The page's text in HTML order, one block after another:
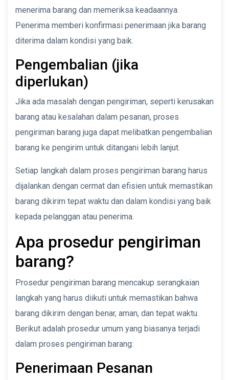
menerima barang dan memeriksa keadaannya.
Penerima memberi konfirmasi penerimaan jika barang
diterima dalam kondisi yang baik.
Pengembalian (jika
diperlukan)
Jika ada masalah dengan pengiriman, seperti kerusakan
barang atau kesalahan dalam pesanan, proses
pengiriman barang juga dapat melibatkan pengembalian
barang ke pengirim untuk ditangani lebih lanjut.
Setiap langkah dalam proses pengiriman barang harus
dijalankan dengan cermat dan efisien untuk memastikan
barang dikirim tepat waktu dan dalam kondisi yang baik
kepada pelanggan atau penerima.
Apa prosedur pengiriman
barang?
Prosedur pengiriman barang mencakup serangkaian
langkah yang harus diikuti untuk memastikan bahwa
barang dikirim dengan benar, aman, dan tepat waktu.
Berikut adalah prosedur umum yang biasanya terjadi
dalam proses pengiriman barang:
Penerimaan Pesanan